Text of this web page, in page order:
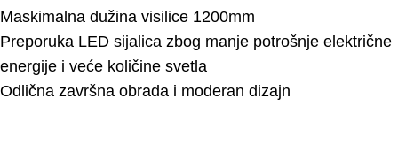
Maskimalna dužina visilice 1200mm
Preporuka LED sijalica zbog manje potrošnje električne
energije i veće količine svetla
Odlična završna obrada i moderan dizajn